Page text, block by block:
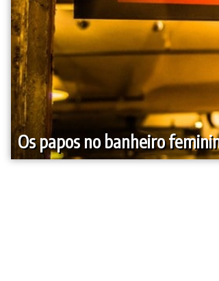
Os papos no banheiro